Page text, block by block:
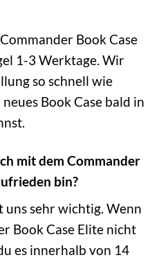
Book Case
1-3 Werktage. Wir
so schnell wie
Book Case bald in
mit dem Commander
bin?
sehr wichtig. Wenn
Book Case Elite nicht
es innerhalb von 14